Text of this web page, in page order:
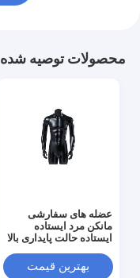
محصولات توصیه شده
عضله های سفارشی
مانکن مرد ایستاده
ایستاده حالت پایداری بالا
بهترین قیمت